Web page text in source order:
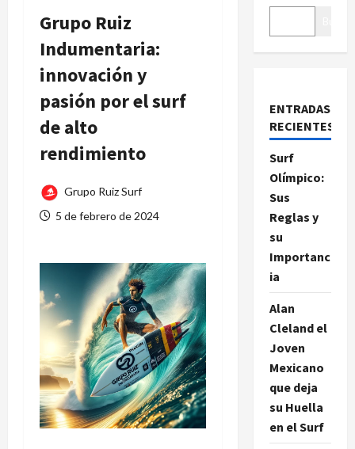
Grupo Ruiz
Indumentaria:
innovación y
pasión por el surf
de alto
rendimiento
Grupo Ruiz Surf
5 de febrero de 2024
ENTRADAS
RECIENTES
Surf
Olímpico:
Sus
Reglas y
su
Importanc
ia
Alan
Cleland el
Joven
Mexicano
que deja
su Huella
en el Surf